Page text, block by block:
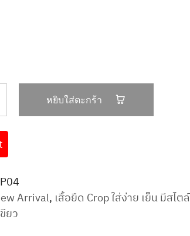
หยิบใส่ตะกร้า
Arrival, เสื้อยืด Crop ใส่ง่าย เย็น มีสไตล์
ยว